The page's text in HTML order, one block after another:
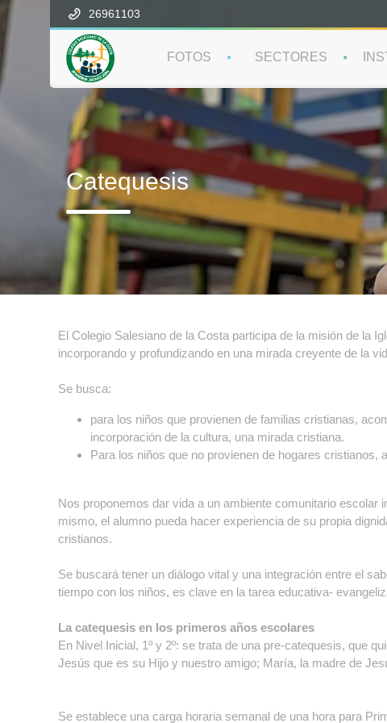
26961103
FOTOS SECTORES
Catequesis
El Colegio Salesiano de la Costa participa de la misión de la
incorporando y profundizando en una mirada creyente de la
Se busca:
para los niños que provienen de familias cristianas,
incorporación de la cultura, una mirada cristiana.
Para los niños que no provienen de hogares cristianos,
Nos proponemos dar vida a un ambiente comunitario escolar
mismo, el alumno pueda hacer experiencia de su propia
cristianos.
Se buscará tener un diálogo vital y una integración entre el
tiempo con los niños, es clave en la tarea educativa-
La catequesis en los primeros años escolares
En Nivel Inicial, 1º y 2º: se trata de una pre-catequesis, que
Jesús que es su Hijo y nuestro amigo; María, la madre de
Se establece una carga horaria semanal de una hora para